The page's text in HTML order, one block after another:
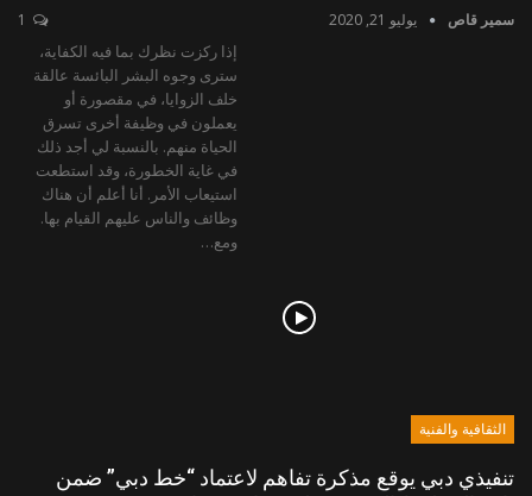
سمير قاص يوليو 21, 2020
إذا ركزت نظرك بما فيه الكفاية،
سترى وجوه البشر البائسة عالقة
خلف الزوايا، في مقصورة أو
يعملون في وظيفة أخرى تسرق
الحياة منهم. بالنسبة لي أجد ذلك
في غاية الخطورة، وقد استطعت
استيعاب الأمر. أنا أعلم أن هناك
وظائف والناس عليهم القيام بها.
ومع…
الثقافية والفنية
تنفيذي دبي يوقع مذكرة تفاهم لاعتماد “خط دبي” ضمن